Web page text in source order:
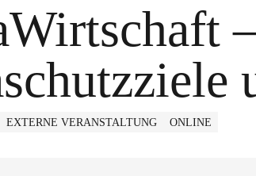
EXTERNE VERANSTALTUNG ONLINE